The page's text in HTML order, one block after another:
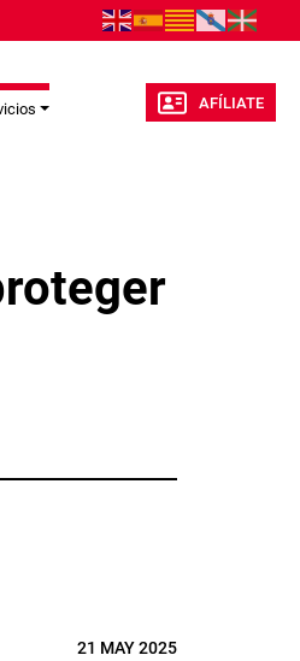
AFÍLIATE
21 MAY 2025